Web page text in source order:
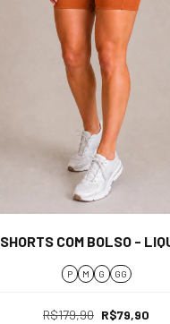
SHORTS COM BOLSO -
P M G GG
R$179,90 R$79,90